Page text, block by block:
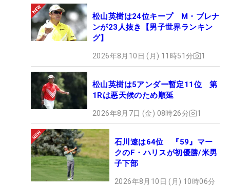
松山英樹は24位キープ M・ブレナ
ンが23人抜き【男子世界ランキン
グ】
2026年8月10日 (月) 11時51分 1
松山英樹は5アンダー暫定11位 第
1Rは悪天候のため順延
2026年8月7日 (金) 08時26分 1
石川遼は64位 『59』マー
クのF・ハリスが初優勝/米男
子下部
2026年8月10日 (月) 10時06分